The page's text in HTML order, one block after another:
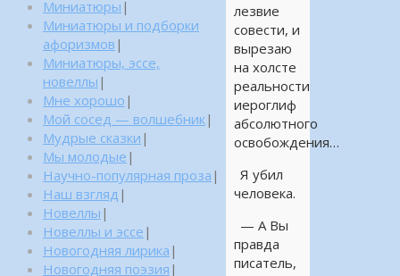
лезвие
совести, и
вырезаю
на холсте
реальности
иероглиф
абсолютного
освобождения…
Я убил
человека.
— А Вы
правда
писатель,
Миниатюры |
Миниатюры и подборки
афоризмов |
Миниатюры, эссе,
новеллы |
Мне хорошо |
Мой сосед — волшебник|
Мудрые сказки |
Мы молодые |
Научно-популярная проза |
Наш взгляд |
Новеллы |
Новеллы и эссе |
Новогодняя лирика |
Новогодняя поэзия |